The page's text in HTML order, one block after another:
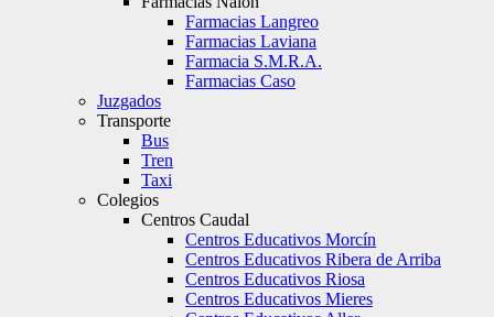
Farmacias Langreo
Farmacias Laviana
Farmacia S.M.R.A.
Farmacias Caso
Juzgados
Transporte
Bus
Tren
Taxi
Colegios
Centros Caudal
Centros Educativos Morcín
Centros Educativos Ribera de Arriba
Centros Educativos Riosa
Centros Educativos Mieres